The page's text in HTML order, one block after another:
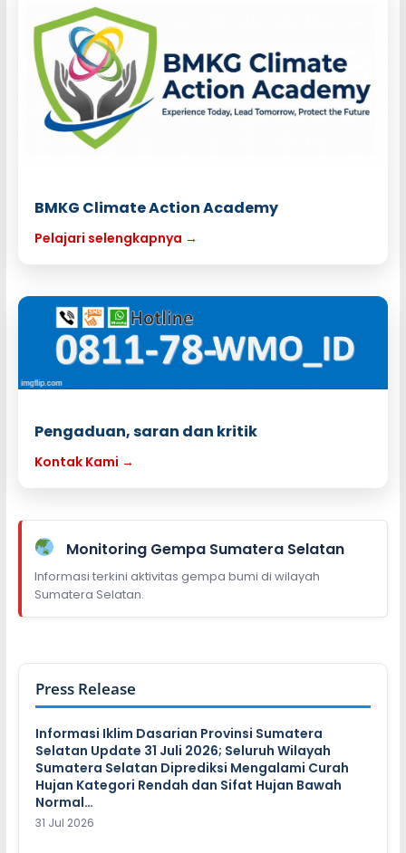
BMKG Climate Action Academy
Pelajari selengkapnya →
Pengaduan, saran dan kritik
Kontak Kami →
Monitoring Gempa Sumatera Selatan
Informasi terkini aktivitas gempa bumi di wilayah
Sumatera Selatan.
Press Release
Informasi Iklim Dasarian Provinsi Sumatera
Selatan Update 31 Juli 2026; Seluruh Wilayah
Sumatera Selatan Diprediksi Mengalami Curah
Hujan Kategori Rendah dan Sifat Hujan Bawah
Normal…
31 Jul 2026